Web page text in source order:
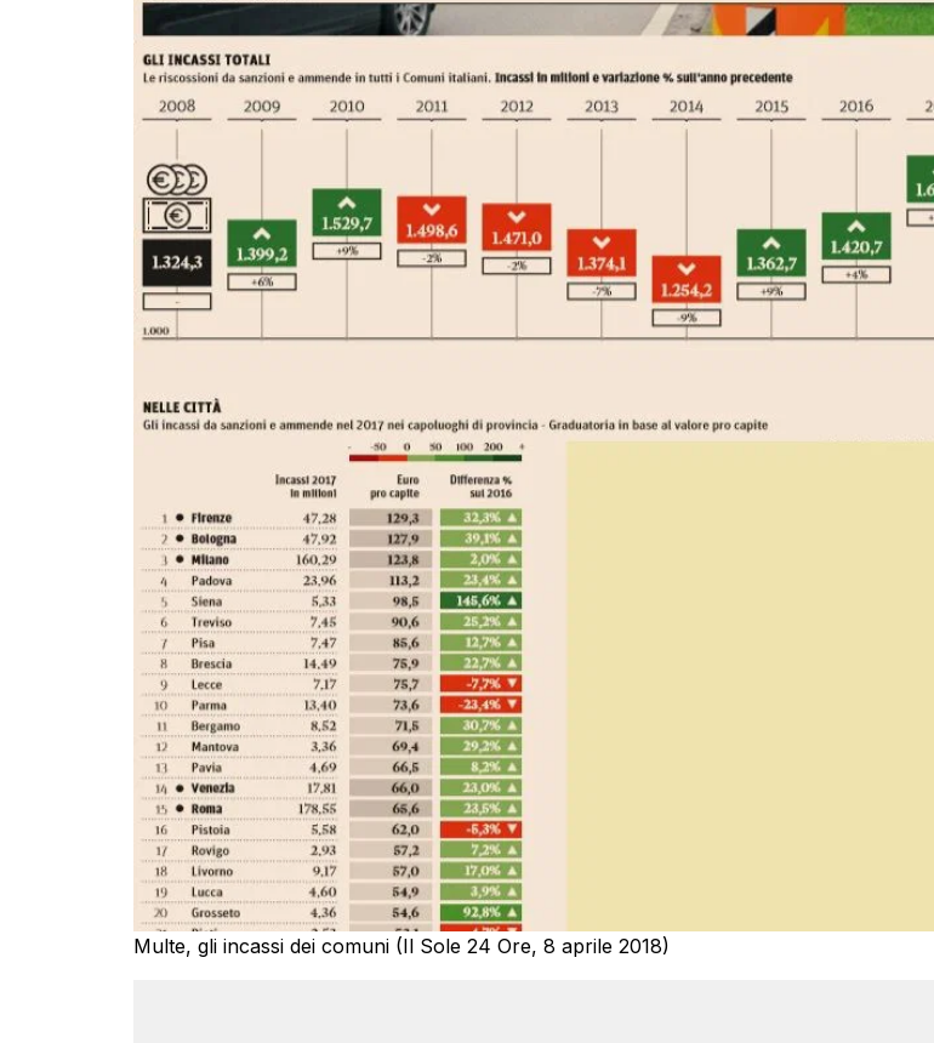
Multe, gli incassi dei comuni (Il Sole 24 Ore, 8 aprile 2018)